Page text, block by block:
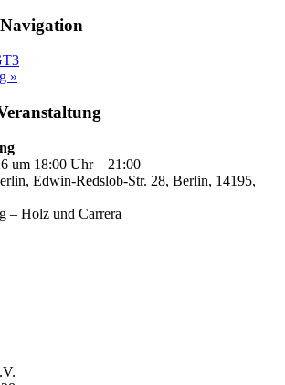
»
um 18:00 Uhr – 21:00
Edwin-Redslob-Str. 28, Berlin, 14195,
– Holz und Carrera